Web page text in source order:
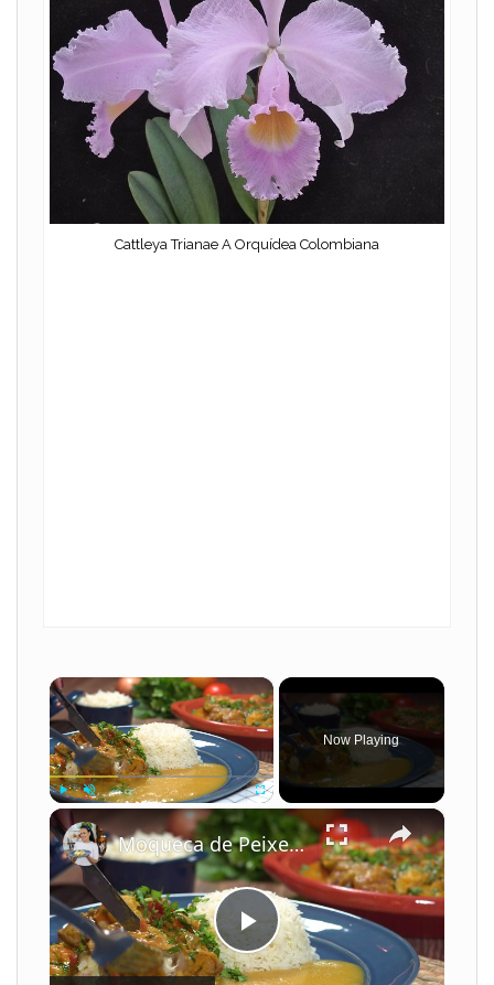
Cattleya Trianae A Orquídea Colombiana
×
Fullscreen
Now Playing
×
P
Moqueca de Peixe com Leite de Coco e Camarão